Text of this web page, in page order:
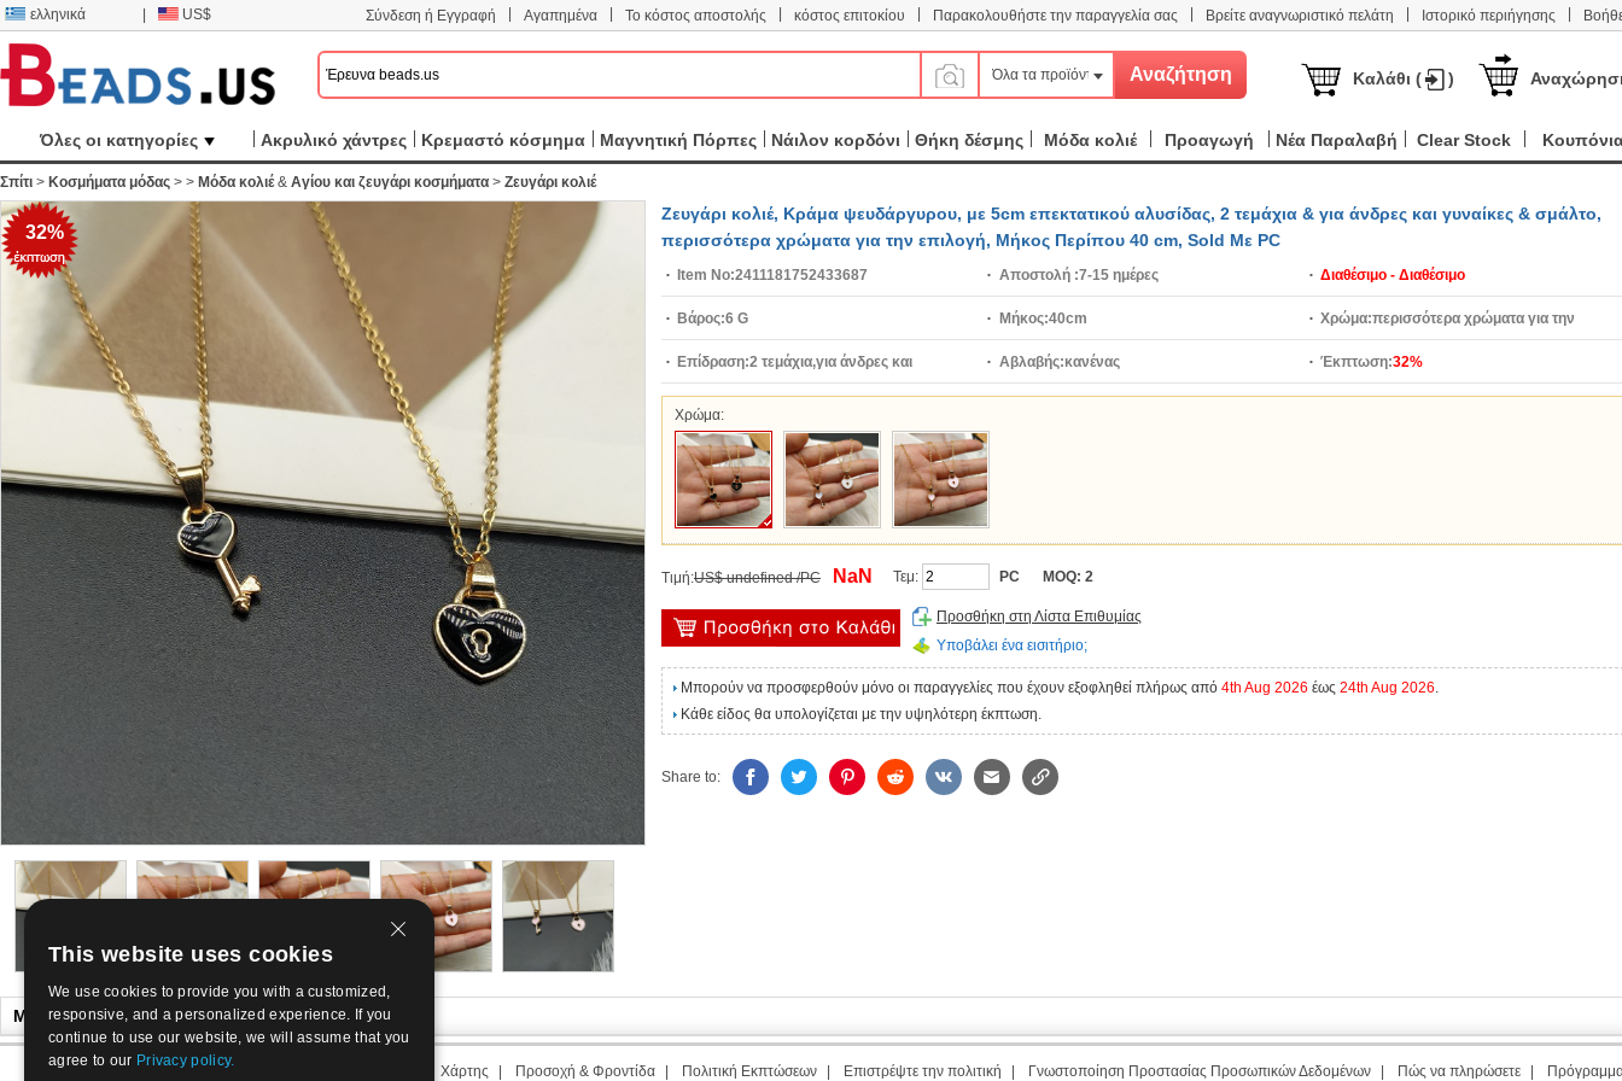
ελληνικά US$ Σύνδεση ή Εγγραφή Αγαπημένα Το κόστος αποστολής κόστος επιτοκίου Παρακολουθήστε την παραγγελία σας Βρείτε αναγνωριστικό πελάτη Ιστορικό περιήγησης
Όλα τα προϊόντα Καλάθι ( )
Όλες οι κατηγορίες Ακρυλικό χάντρες Κρεμαστό κόσμημα Μαγνητική Πόρπες Νάιλον κορδόνι Θήκη δέσμης Μόδα κολιέ Προαγωγή Νέα Παραλαβή Clear Stock
Σπίτι > Κοσμήματα μόδας > > Μόδα κολιέ& Αγίου και ζευγάρι κοσμήματα > Ζευγάρι κολιέ
32%
Ζευγάρι κολιέ, Κράμα ψευδάργυρου, με 5cm επεκτατικού αλυσίδας, 2 τεμάχια & για άνδρες και γυναίκες & σμάλτο,
περισσότερα χρώματα για την επιλογή, Μήκος Περίπου 40 cm, Sold Με PC
Item No:2411181752433687 Αποστολή :7-15 ημέρες Διαθέσιμο - Διαθέσιμο
Βάρος:6 G Μήκος:40cm Χρώμα:περισσότερα χρώματα για την
επιλογή
Επίδραση:2 τεμάχια,για άνδρες και
γυναίκες,σμάλτο
Αβλαβής:κανένας Έκπτωση:32%
Χρώμα:
Τιμή:US$ undefined /PC NaN Τεμ: PC MOQ: 2
Προσθήκη στη Λίστα Επιθυμίας
Υποβάλει ένα εισιτήριο;
Μπορούν να προσφερθούν μόνο οι παραγγελίες που έχουν εξοφληθεί πλήρως από 4th Aug 2026 έως 24th Aug 2026.
Κάθε είδος θα υπολογίζεται με την υψηλότερη έκπτωση.
Share to:
Μπορεί να ήθελε επίσης
Σχετικά με εμάς Επικοινωνήστε μαζί μας Χάρτης Προσοχή & Φροντίδα Πολιτική Εκπτώσεων Επιστρέψτε την πολιτική Γνωστοποίηση Προστασίας Προσωπικών Δεδομένων Πώς να πληρώσετε
This website uses cookies
We use cookies to provide you with a customized,
responsive, and a personalized experience. If you
continue to use our website, we will assume that you
agree to our Privacy policy.